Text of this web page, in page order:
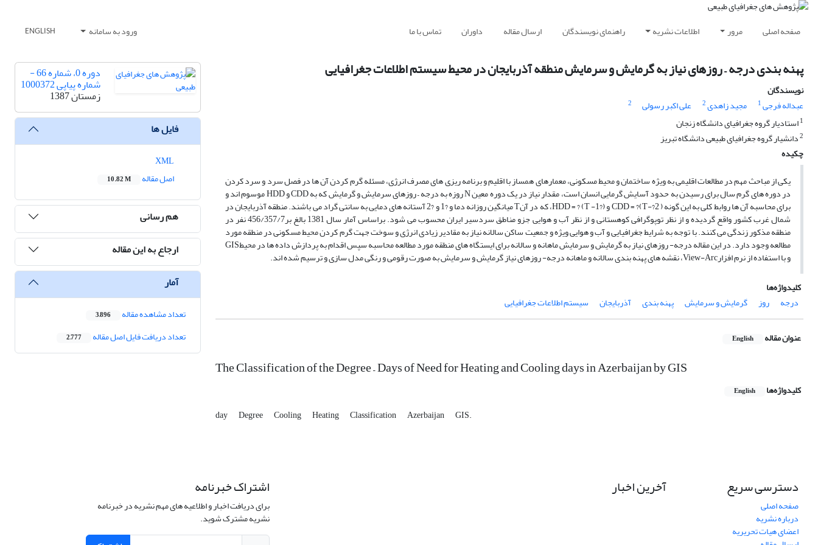
صفحه اصلی مرور اطلاعات نشریه راهنمای نویسندگان ارسال مقاله داوران تماس با ما ورود به سامانه ENGLISH
پهنه بندی درجه – روزهای نیاز به گرمایش و سرمایش منطقه آذربایجان در محیط سیستم اطلاعات جغرافیایی
نویسندگان
عبداله فرجی1 مجید زاهدی2 علی اکبر رسولی
2
1استادیار گروه جغرافیای دانشگاه زنجان
2دانشیار گروه جغرافیای طبیعی دانشگاه تبریز
چکیده
یکی از مباحث مهم در مطالعات اقلیمی به ویژه ساختمان و محیط مسکونی، معمارهای همساز با اقلیم و برنامه ریزی های مصرف انرژی، مسئله گرم کردن آن ها در فصل سرد و سرد کردن
در دوره های گرم سال برای رسیدن به حدود آسایش گرمایی انسان است، مقدار نیاز در یک دوره معین N روزه به درجه – روزهای سرمایش و گرمایش که به CDD و HDD موسوم اند و
برای محاسبه آن ها روابط کلی به این گونه ( T-?2)? = CDD و (?1- T) ? = HDD، که در آنT میانگین روزانه دما و ?1 و ?2 آستانه های دمایی به سانتی گراد می باشند. منطقه آذربایجان در
شمال غرب کشور واقع گردیده و از نظر توپوگرافی کوهستانی و از نظر آب و هوایی جزو مناطق سردسیر ایران محسوب می شود. براساس آمار سال 1381 بالغ بر456/357/7 نفر در
منطقه مذکور زندگی می کنند. با توجه به شرایط جغرافیایی و آب و هوایی ویژه و جمعیت ساکن سالانه نیاز به مقادیر زیادی انرژی و سوخت جهت گرم کردن محیط مسکونی در منطقه مورد
مطالعه وجود دارد. در این مقاله درجه- روزهای نیاز به گرمایش و سرمایش ماهانه و سالانه برای ایستگاه های منطقه مورد مطالعه محاسبه سپس اقدام به پردازش داده ها در محیطGIS
و با استفاده از نرم افزارView-Arc، نقشه های پهنه بندی سالانه و ماهانه درجه- روزهای نیاز گرمایش و سرمایش به صورت رقومی و رنگی مدل سازی و ترسیم شده اند.
کلیدواژه‌ها
درجه
روز گرمایش و سرمایش پهنه بندی آذربایجان سیستم اطلاعات جغرافیایی
عنوان مقاله English
The Classification of the Degree – Days of Need for Heating and Cooling days in Azerbaijan by GIS
کلیدواژه‌ها English
day Degree Cooling Heating Classification Azerbaijan GIS.
دوره 0، شماره 66 -
شماره پیاپی 1000372
زمستان 1387
فایل ها
اصل مقاله
10.82 M
هم رسانی
ارجاع به این مقاله
آمار
تعداد مشاهده مقاله 3,896
تعداد دریافت فایل اصل مقاله 2,777
دسترسی سریع
صفحه اصلی
درباره نشریه
اعضای هیات تحریریه
آخرین اخبار اشتراک خبرنامه
برای دریافت اخبار و اطلاعیه های مهم نشریه در خبرنامه
نشریه مشترک شوید.